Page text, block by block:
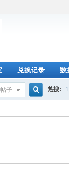
兑换记录 数
帖子 热搜: